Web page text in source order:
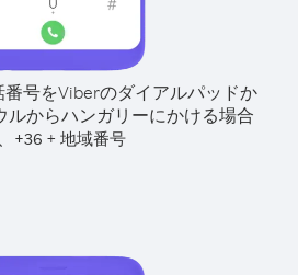
番号をViberのダイアルパッドか
ルからハンガリーにかける場合
+36 + 地域番号